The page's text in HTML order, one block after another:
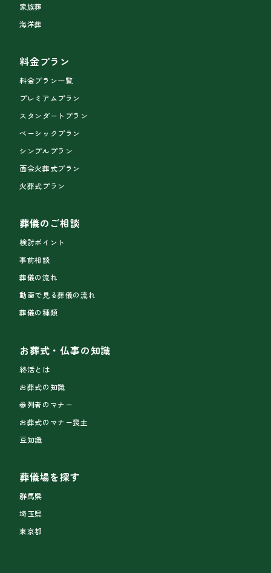
家族葬
海洋葬
料金プラン
料金プラン一覧
プレミアムプラン
スタンダートプラン
ベーシックプラン
シンプルプラン
面会火葬式プラン
火葬式プラン
葬儀のご相談
検討ポイント
事前相談
葬儀の流れ
動画で見る葬儀の流れ
葬儀の種類
お葬式・仏事の知識
終活とは
お葬式の知識
参列者のマナー
お葬式のマナー喪主
豆知識
葬儀場を探す
群馬県
埼玉県
東京都